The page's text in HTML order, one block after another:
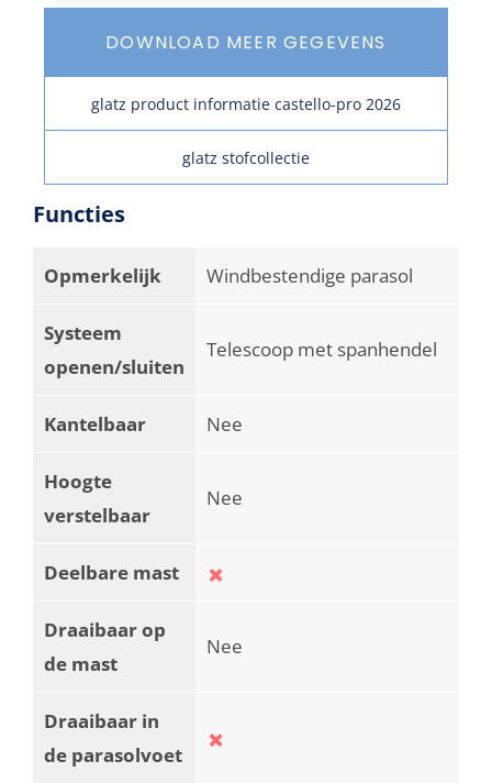
DOWNLOAD MEER GEGEVENS
glatz product informatie castello-pro 2026
glatz stofcollectie
Functies
Opmerkelijk Windbestendige parasol
Systeem
openen/sluiten
Telescoop met spanhendel
Kantelbaar Nee
Hoogte
verstelbaar
Nee
Deelbare mast
Draaibaar op
de mast
Nee
Draaibaar in
de parasolvoet